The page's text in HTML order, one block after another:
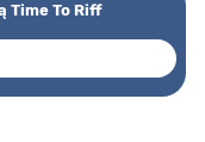
Time To Riff